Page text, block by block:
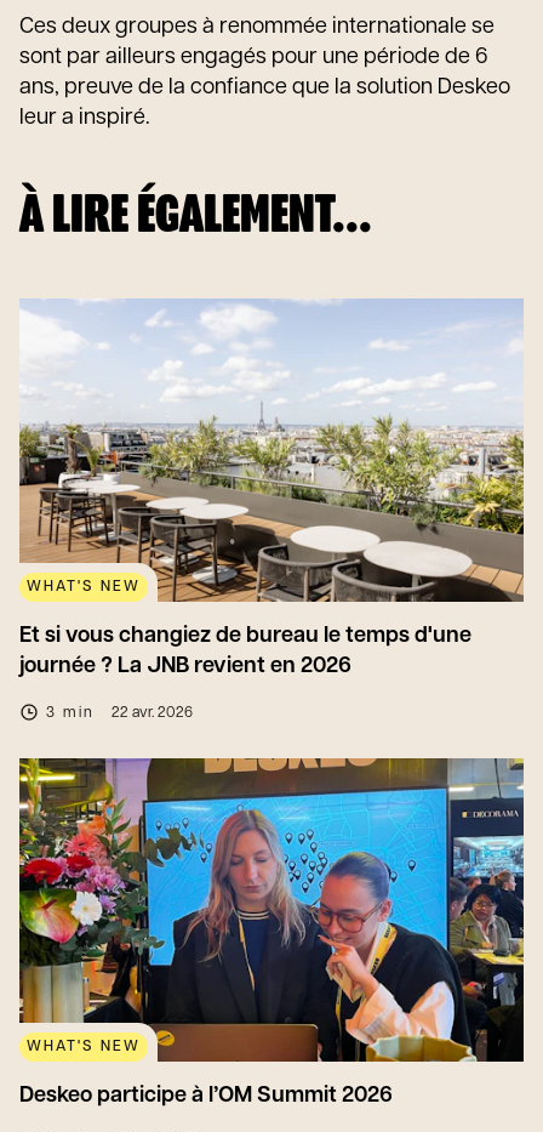
Ces deux groupes à renommée internationale se
sont par ailleurs engagés pour une période de 6
ans, preuve de la confiance que la solution Deskeo
leur a inspiré.
À LIRE ÉGALEMENT...
WHAT'S NEW
Et si vous changiez de bureau le temps d'une
journée ? La JNB revient en 2026
3 min 22 avr. 2026
WHAT'S NEW
Deskeo participe à l’OM Summit 2026